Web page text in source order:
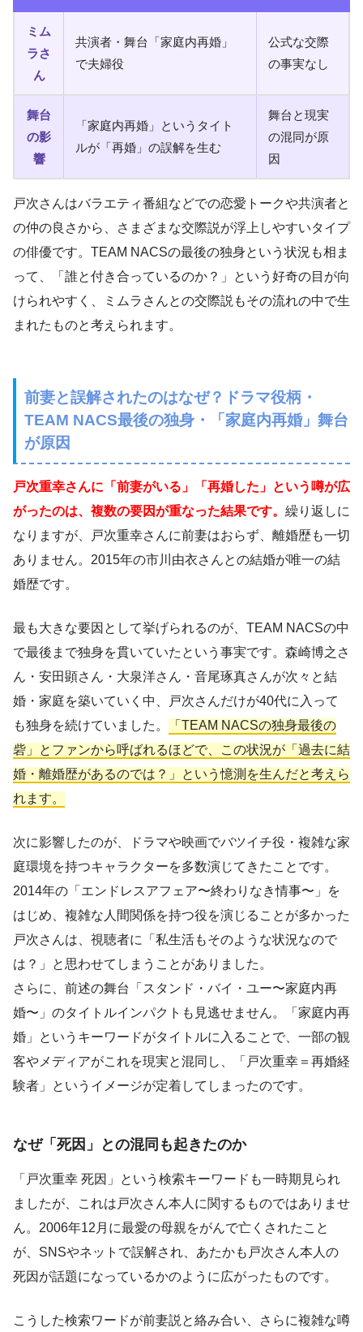
ミム
ラさ
ん
共演者・舞台「家庭内再婚」
で夫婦役
公式な交際
の事実なし
舞台
の影
響
「家庭内再婚」というタイト
ルが「再婚」の誤解を生む
舞台と現実
の混同が原
因
戸次さんはバラエティ番組などでの恋愛トークや共演者と
の仲の良さから、さまざまな交際説が浮上しやすいタイプ
の俳優です。TEAM NACSの最後の独身という状況も相ま
って、「誰と付き合っているのか？」という好奇の目が向
けられやすく、ミムラさんとの交際説もその流れの中で生
まれたものと考えられます。
前妻と誤解されたのはなぜ？ドラマ役柄・
TEAM NACS最後の独身・「家庭内再婚」舞台
が原因
戸次重幸さんに「前妻がいる」「再婚した」という噂が広
がったのは、複数の要因が重なった結果です。 繰り返しに
なりますが、戸次重幸さんに前妻はおらず、離婚歴も一切
ありません。2015年の市川由衣さんとの結婚が唯一の結
婚歴です。
最も大きな要因として挙げられるのが、TEAM NACSの中
で最後まで独身を貫いていたという事実です。森崎博之さ
ん・安田顕さん・大泉洋さん・音尾琢真さんが次々と結
婚・家庭を築いていく中、戸次さんだけが40代に入って
も独身を続けていました。
「TEAM NACSの独身最後の
砦」とファンから呼ばれるほどで、この状況が「過去に結
婚・離婚歴があるのでは？」という憶測を生んだと考えら
れます。
次に影響したのが、ドラマや映画でバツイチ役・複雑な家
庭環境を持つキャラクターを多数演じてきたことです。
2014年の「エンドレスアフェア〜終わりなき情事〜」を
はじめ、複雑な人間関係を持つ役を演じることが多かった
戸次さんは、視聴者に「私生活もそのような状況なので
は？」と思わせてしまうことがありました。
さらに、前述の舞台「スタンド・バイ・ユー〜家庭内再
婚〜」のタイトルインパクトも見逃せません。「家庭内再
婚」というキーワードがタイトルに入ることで、一部の観
客やメディアがこれを現実と混同し、「戸次重幸＝再婚経
験者」というイメージが定着してしまったのです。
なぜ「死因」との混同も起きたのか
「戸次重幸 死因」という検索キーワードも一時期見られ
ましたが、これは戸次さん本人に関するものではありませ
ん。2006年12月に最愛の母親をがんで亡くされたこと
が、SNSやネットで誤解され、あたかも戸次さん本人の
死因が話題になっているかのように広がったものです。
こうした検索ワードが前妻説と絡み合い、さらに複雑な噂